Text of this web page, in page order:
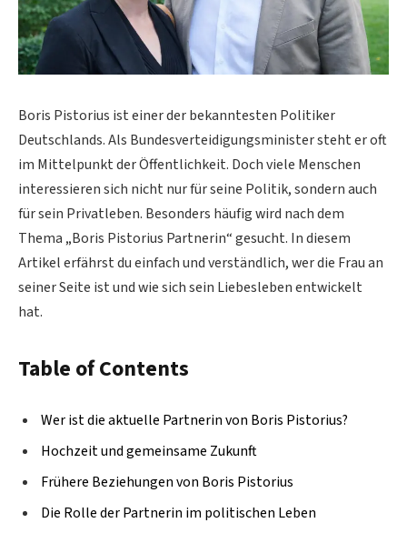
Boris Pistorius ist einer der bekanntesten Politiker
Deutschlands. Als Bundesverteidigungsminister steht er oft
im Mittelpunkt der Öffentlichkeit. Doch viele Menschen
interessieren sich nicht nur für seine Politik, sondern auch
für sein Privatleben. Besonders häufig wird nach dem
Thema „Boris Pistorius Partnerin“ gesucht. In diesem
Artikel erfährst du einfach und verständlich, wer die Frau an
seiner Seite ist und wie sich sein Liebesleben entwickelt
hat.
Table of Contents
Wer ist die aktuelle Partnerin von Boris Pistorius?
Hochzeit und gemeinsame Zukunft
Frühere Beziehungen von Boris Pistorius
Die Rolle der Partnerin im politischen Leben